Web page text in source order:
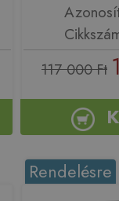
117 000 Ft
Rendelésre